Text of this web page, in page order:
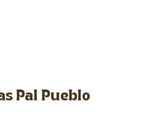
Pal Pueblo